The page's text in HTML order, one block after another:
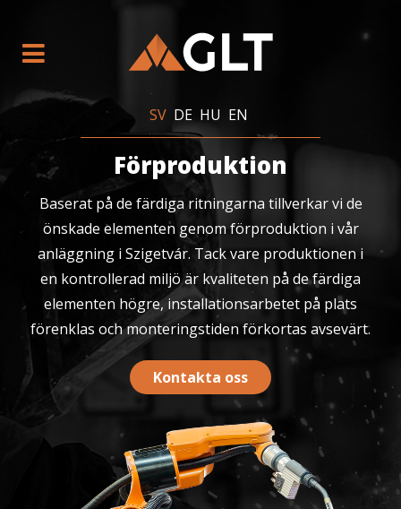
SV DE HU EN
Förproduktion
Baserat på de färdiga ritningarna tillverkar vi de
önskade elementen genom förproduktion i vår
anläggning i Szigetvár. Tack vare produktionen i
en kontrollerad miljö är kvaliteten på de färdiga
elementen högre, installationsarbetet på plats
förenklas och monteringstiden förkortas avsevärt.
Kontakta oss